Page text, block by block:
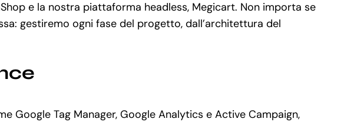
e la nostra piattaforma headless, Megicart. Non importa se
gestiremo ogni fase del progetto, dall’architettura del
Google Tag Manager, Google Analytics e Active Campaign,